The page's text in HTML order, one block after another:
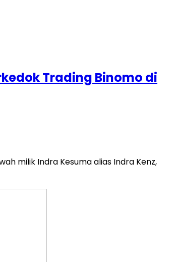
Trading Binomo di
milik Indra Kesuma alias Indra Kenz,